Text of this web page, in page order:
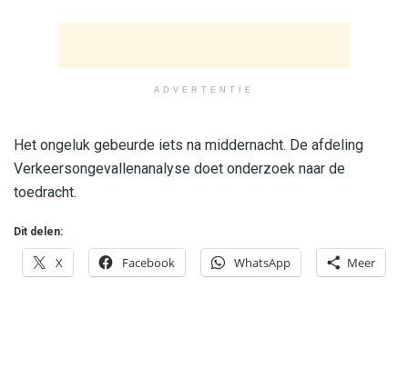
ADVERTENTIE
Het ongeluk gebeurde iets na middernacht. De afdeling
Verkeersongevallenanalyse doet onderzoek naar de
toedracht.
Dit delen:
X Facebook WhatsApp Meer